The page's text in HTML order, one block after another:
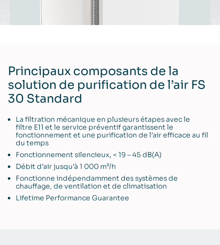
Principaux composants de la
solution de purification de l’air FS
30 Standard
La filtration mécanique en plusieurs étapes avec le
filtre E11 et le service préventif garantissent le
fonctionnement et une purification de l’air efficace au fil
du temps
Fonctionnement silencieux, < 19 – 45 dB(A)
Débit d’air jusqu’à 1 000 m³/h
Fonctionne indépendamment des systèmes de
chauffage, de ventilation et de climatisation
Lifetime Performance Guarantee